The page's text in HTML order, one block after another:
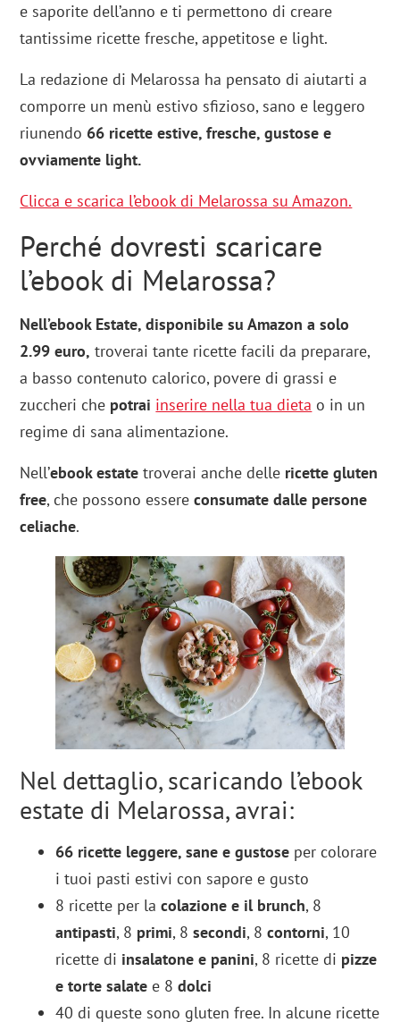
e saporite dell’anno e ti permettono di creare
tantissime ricette fresche, appetitose e light.
La redazione di Melarossa ha pensato di aiutarti a
comporre un menù estivo sfizioso, sano e leggero
riunendo 66 ricette estive, fresche, gustose e
ovviamente light.
Clicca e scarica l’ebook di Melarossa su Amazon.
Perché dovresti scaricare
l’ebook di Melarossa?
Nell’ebook Estate, disponibile su Amazon a solo
2.99 euro, troverai tante ricette facili da preparare,
a basso contenuto calorico, povere di grassi e
zuccheri che potrai inserire nella tua dieta o in un
regime di sana alimentazione.
Nell’ebook estate troverai anche delle ricette gluten
free, che possono essereconsumate dalle persone
celiache.
Nel dettaglio, scaricando l’ebook
estate di Melarossa, avrai:
66 ricette leggere, sane e gustose per colorare
i tuoi pasti estivi con sapore e gusto
8 ricette per lacolazione e il brunch, 8
antipasti, 8 primi, 8secondi, 8contorni, 10
ricette di insalatone e panini, 8 ricette di pizze
e torte salate e 8dolci
40 di queste sono gluten free. In alcune ricette